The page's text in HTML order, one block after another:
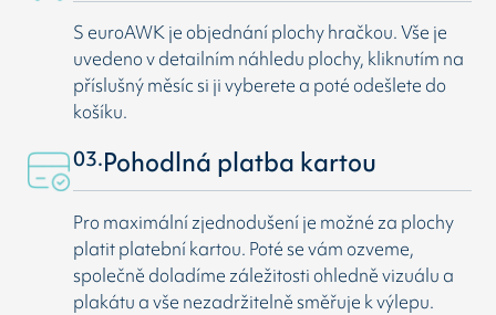
S euroAWK je objednání plochy hračkou. Vše je
uvedeno v detailním náhledu plochy, kliknutím na
příslušný měsíc si ji vyberete a poté odešlete do
košíku.
03.Pohodlná platba kartou
Pro maximální zjednodušení je možné za plochy
platit platební kartou. Poté se vám ozveme,
společně doladíme záležitosti ohledně vizuálu a
plakátu a vše nezadržitelně směřuje k výlepu.